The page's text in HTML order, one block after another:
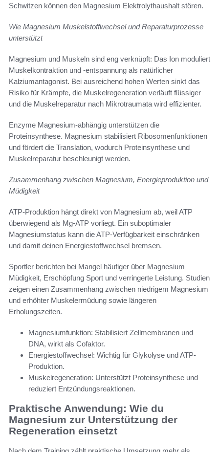
Schwitzen können den Magnesium Elektrolythaushalt stören.
Wie Magnesium Muskelstoffwechsel und Reparaturprozesse
unterstützt
Magnesium und Muskeln sind eng verknüpft: Das Ion moduliert
Muskelkontraktion und -entspannung als natürlicher
Kalziumantagonist. Bei ausreichend hohen Werten sinkt das
Risiko für Krämpfe, die Muskelregeneration verläuft flüssiger
und die Muskelreparatur nach Mikrotraumata wird effizienter.
Enzyme Magnesium-abhängig unterstützen die
Proteinsynthese. Magnesium stabilisiert Ribosomenfunktionen
und fördert die Translation, wodurch Proteinsynthese und
Muskelreparatur beschleunigt werden.
Zusammenhang zwischen Magnesium, Energieproduktion und
Müdigkeit
ATP-Produktion hängt direkt von Magnesium ab, weil ATP
überwiegend als Mg‑ATP vorliegt. Ein suboptimaler
Magnesiumstatus kann die ATP-Verfügbarkeit einschränken
und damit deinen Energiestoffwechsel bremsen.
Sportler berichten bei Mangel häufiger über Magnesium
Müdigkeit, Erschöpfung Sport und verringerte Leistung. Studien
zeigen einen Zusammenhang zwischen niedrigem Magnesium
und erhöhter Muskelermüdung sowie längeren
Erholungszeiten.
Magnesiumfunktion: Stabilisiert Zellmembranen und
DNA, wirkt als Cofaktor.
Energiestoffwechsel: Wichtig für Glykolyse und ATP-
Produktion.
Muskelregeneration: Unterstützt Proteinsynthese und
reduziert Entzündungsreaktionen.
Praktische Anwendung: Wie du
Magnesium zur Unterstützung der
Regeneration einsetzt